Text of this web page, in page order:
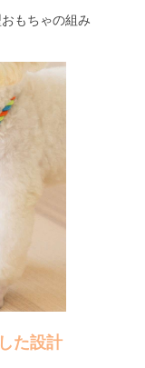
もちゃの組み
た設計